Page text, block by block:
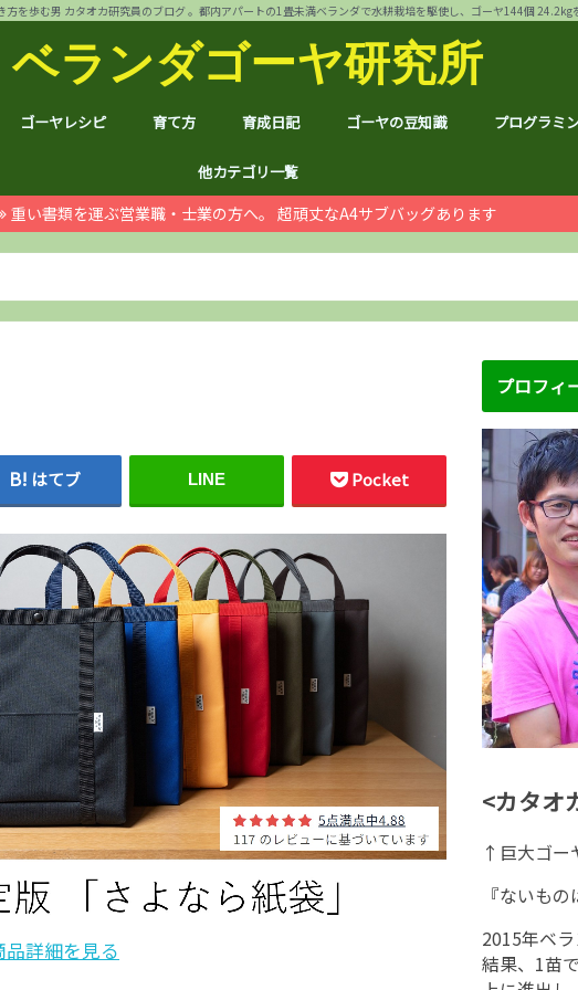
を歩む男 カタオカ研究員のブログ 。都内アパートの1畳未満ベランダで水耕栽培を駆使し、ゴーヤ144個 24.2kg
ベランダゴーヤ研究所
ゴーヤレシピ 育て方
自動給水装置
ハイポニカ水耕栽培とは
ノウハウ
育成日記
ほんわか
日常
月例報告
収支決算
ゴーヤの豆知識 プログラミ
他カテゴリ一覧
ゴジラ
空き家
PC・スマホ
シャープ
ドローン
ブログ運営 月次運営報告
ノウハウ
ブロフェス
ムダ知識 顔ハメ
お宝記事
サカナクション
ハンドメイド
マラソン 上野の森ハーフマ
荒川リバーサイド
久喜マラソン
体幹トレーニング
RX100
子育て
#地域ブログ 地元広島のこと
北区のこと
荒川区のこと
台東区のこと
茨城のこと
京都のこと
グルメ
株式投資・お金 個別銘柄分析
株主総会レポ
株主優待
雑貨屋ブルドッグ
仮想通貨
本多静六
お得な節約情報
ふるさと納税
重い書類を運ぶ営業職・士業の方へ。 超頑丈なA4サブバッグあります
はてブ LINE Pocket
詳細を見る
プロフィ
<カタオ
↑巨大ゴー
『ないも
2015年ベ
結果、1苗